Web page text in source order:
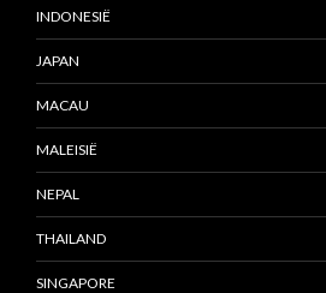
INDONESIË
JAPAN
MACAU
MALEISIË
NEPAL
THAILAND
SINGAPORE